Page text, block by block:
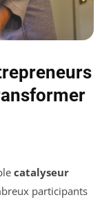
catalyseur
participants